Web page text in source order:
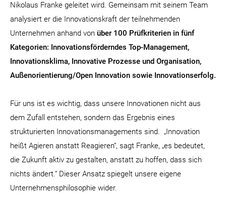
Nikolaus Franke geleitet wird. Gemeinsam mit seinem Team
analysiert er die Innovationskraft der teilnehmenden
Unternehmen anhand von über 100 Prüfkriterien in fünf
Kategorien: Innovationsförderndes Top-Management,
Innovationsklima, Innovative Prozesse und Organisation,
Außenorientierung/Open Innovation sowie Innovationserfolg.
Für uns ist es wichtig, dass unsere Innovationen nicht aus
dem Zufall entstehen, sondern das Ergebnis eines
strukturierten Innovationsmanagements sind. „Innovation
heißt Agieren anstatt Reagieren“, sagt Franke, „es bedeutet,
die Zukunft aktiv zu gestalten, anstatt zu hoffen, dass sich
nichts ändert.“ Dieser Ansatz spiegelt unsere eigene
Unternehmensphilosophie wider.